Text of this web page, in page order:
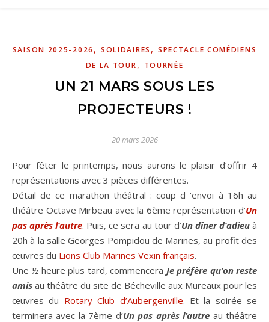
SAISON 2025-2026 , SOLIDAIRES , SPECTACLE COMÉDIENS
DE LA TOUR, TOURNÉE
UN 21 MARS SOUS LES
PROJECTEURS !
20 mars 2026
Pour fêter le printemps, nous aurons le plaisir d’offrir 4
représentations avec 3 pièces différentes.
Détail de ce marathon théâtral : coup d ‘envoi à 16h au
théâtre Octave Mirbeau avec la 6ème représentation d’Un
pas après l’autre. Puis, ce sera au tour d’Un dîner d’adieu à
20h à la salle Georges Pompidou de Marines, au profit des
œuvres du Lions Club Marines Vexin français.
Une ½ heure plus tard, commencera Je préfère qu’on reste
amis au théâtre du site de Bécheville aux Mureaux pour les
œuvres du Rotary Club d’Aubergenville. Et la soirée se
terminera avec la 7ème d’Un pas après l’autre au théâtre